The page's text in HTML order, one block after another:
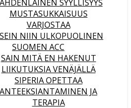
SYYLLISYYS
MUSTASUKKAISUUS
VARJOSTAA
NIIN ULKOPUOLINEN
SUOMEN ACC
SAIN MITÄ EN HAKENUT
LIIKUTUKSIA VENÄJÄLLÄ
SIPERIA OPETTAA
ANTEEKSIANTAMINEN JA
TERAPIA